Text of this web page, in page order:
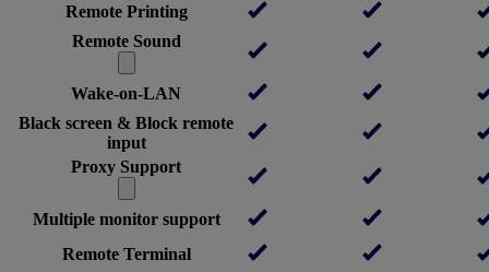
Remote Printing
Remote Sound
Wake-on-LAN
Black screen & Block remote
input
Proxy Support
Multiple monitor support
Remote Terminal